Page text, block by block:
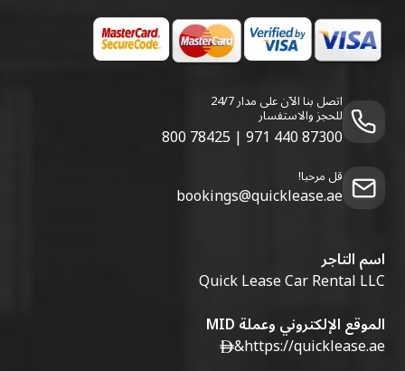
اتصل بنا الآن على مدار 24/7
للحجز والاستفسار
800 78425 | 971 440 87300
قل مرحبا!
bookings@quicklease.ae
اسم التاجر
Quick Lease Car Rental LLC
الموقع الإلكتروني وعملة MID
https://quicklease.ae
&